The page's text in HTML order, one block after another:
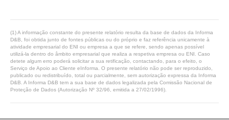
(1) A informação constante do presente relatório resulta da base de dados da Informa
D&B, foi obtida junto de fontes públicas ou do próprio e faz referência unicamente à
atividade empresarial do ENI ou empresa a que se refere, sendo apenas possível
utilizá-la dentro do âmbito empresarial que realiza a respetiva empresa ou ENI. Caso
detete algum erro poderá solicitar a sua retificação, contactando, para o efeito, o
Serviço de Apoio ao Cliente eInforma. O presente relatório não pode ser reproduzido,
publicado ou redistribuído, total ou parcialmente, sem autorização expressa da Informa
D&B. A Informa D&B tem a sua base de dados legalizada pela Comissão Nacional de
Proteção de Dados (Autorização Nº 32/96, emitida a 27/02/1996).